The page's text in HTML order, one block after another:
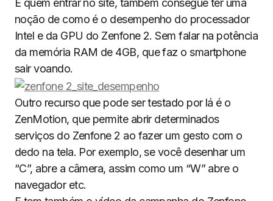
E quem entrar no site, também consegue ter uma
noção de como é o desempenho do processador
Intel e da GPU do Zenfone 2. Sem falar na potência
da memória RAM de 4GB, que faz o smartphone
sair voando.
Outro recurso que pode ser testado por lá é o
ZenMotion, que permite abrir determinados
serviços do Zenfone 2 ao fazer um gesto com o
dedo na tela. Por exemplo, se você desenhar um
“C”, abre a câmera, assim como um “W” abre o
navegador etc.